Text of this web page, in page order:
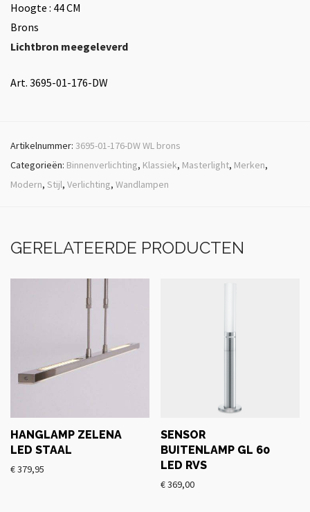
Hoogte : 44 CM
Brons
Lichtbron meegeleverd
Art. 3695-01-176-DW
Artikelnummer: 3695-01-176-DW WL brons
Categorieën: Binnenverlichting, Klassiek, Masterlight, Merken,
Modern, Stijl, Verlichting, Wandlampen
GERELATEERDE PRODUCTEN
HANGLAMP ZELENA
LED STAAL
€379,95
SENSOR
BUITENLAMP GL 60
LED RVS
€369,00